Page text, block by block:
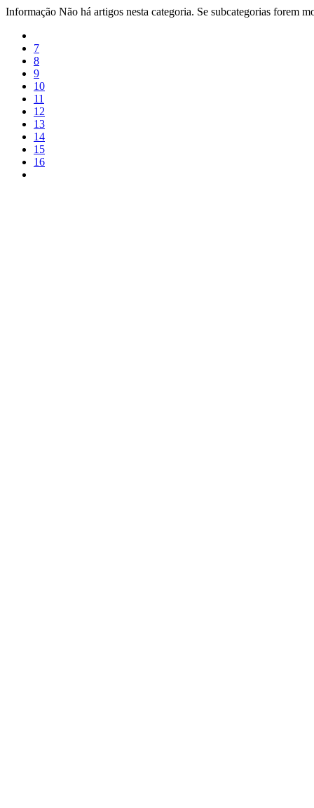
Informação Não há artigos nesta categoria. Se subcategorias forem
7
8
9
10
11
12
13
14
15
16